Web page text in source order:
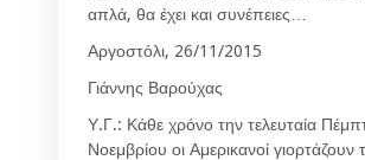
απλά, θα έχει και συνέπειες…
Αργοστόλι, 26/11/2015
Γιάννης Βαρούχας
Υ.Γ.: Κάθε χρόνο την τελευταία
Νοεμβρίου οι Αμερικανοί γιορτάζουν